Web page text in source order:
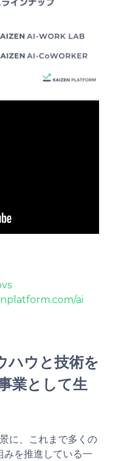
ai
ハウと技術を
業として生
に、これまで多くの
を推進している一